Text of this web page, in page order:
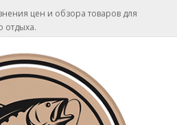
цен и обзора товаров для
отдыха.